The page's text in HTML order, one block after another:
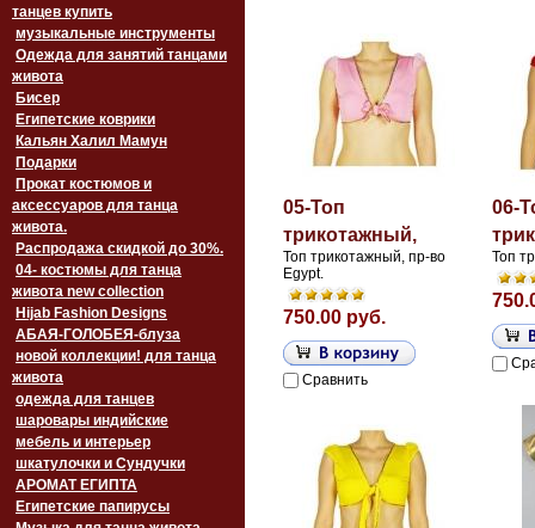
танцев купить
музыкальные инструменты
Одежда для занятий танцами
живота
Бисер
Египетские коврики
Кальян Халил Мамун
Подарки
Прокат костюмов и
аксессуаров для танца
живота.
Распродажа скидкой до 30%.
04- костюмы для танца
живота new collection
Hijab Fashion Designs
АБАЯ-ГОЛОБЕЯ-блуза
новой коллекции! для танца
живота
одежда для танцев
шаровары индийские
мебель и интерьер
шкатулочки и Сундучки
АРОМАТ ЕГИПТА
Египетские папирусы
05-Топ
трикотажный,
Топ трикотажный, пр-во
Egypt.
750.00 руб.
Сравнить
06-
Топ